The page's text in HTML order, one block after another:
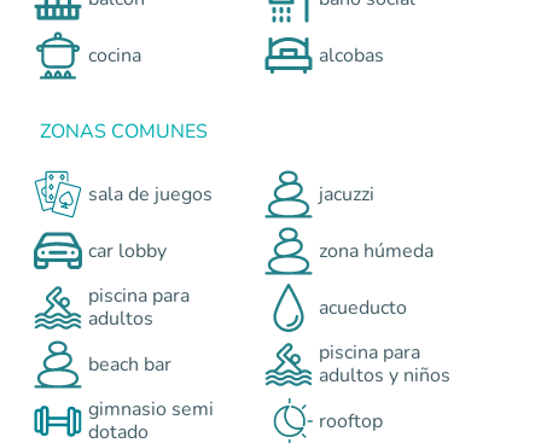
cocina alcobas
ZONAS COMUNES
sala de juegos jacuzzi
car lobby
zona húmeda
piscina para
adultos
acueducto
beach bar
piscina para
adultos y niños
gimnasio semi
dotado
rooftop